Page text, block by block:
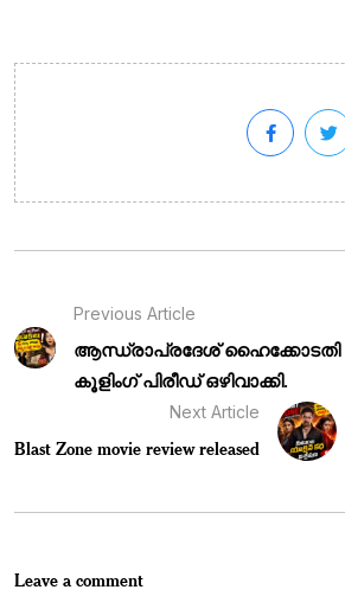
Previous Article
ആന്ധ്രാപ്രദേശ് ഹൈക്കോടതി
കൂളിംഗ് പിരീഡ് ഒഴിവാക്കി.
Next Article
Blast Zone movie review released
Leave a comment